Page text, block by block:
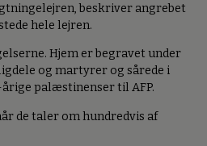
beskriver angrebet
hele lejren.
Hjem er begravet under
og martyrer og sårede i
palæstinenser til AFP.
de taler om hundredvis af